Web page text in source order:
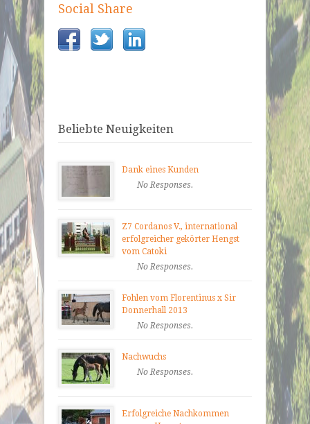
Social Share
Beliebte Neuigkeiten
Dank eines Kunden
No Responses.
Z7 Cordanos V., international
erfolgreicher gekörter Hengst
vom Catoki
No Responses.
Fohlen vom Florentinus x Sir
Donnerhall 2013
No Responses.
Nachwuchs
No Responses.
Erfolgreiche Nachkommen